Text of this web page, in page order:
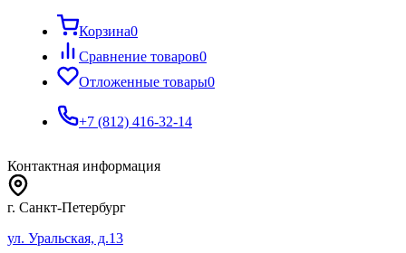
Корзина0
Сравнение товаров0
Отложенные товары0
+7 (812) 416-32-14
Контактная информация
г. Санкт-Петербург
ул. Уральская, д.13